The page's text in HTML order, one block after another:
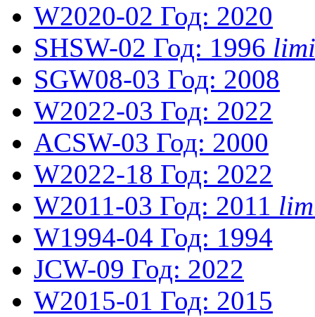
W2020-02 Год: 2020
SHSW-02 Год: 1996
SGW08-03 Год: 2008
W2022-03 Год: 2022
ACSW-03 Год: 2000
W2022-18 Год: 2022
W2011-03 Год: 2011
W1994-04 Год: 1994
JCW-09 Год: 2022
W2015-01 Год: 2015